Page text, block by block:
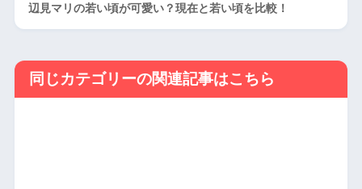
辺見マリの若い頃が可愛い？現在と若い頃を比較！
同じカテゴリーの関連記事はこちら